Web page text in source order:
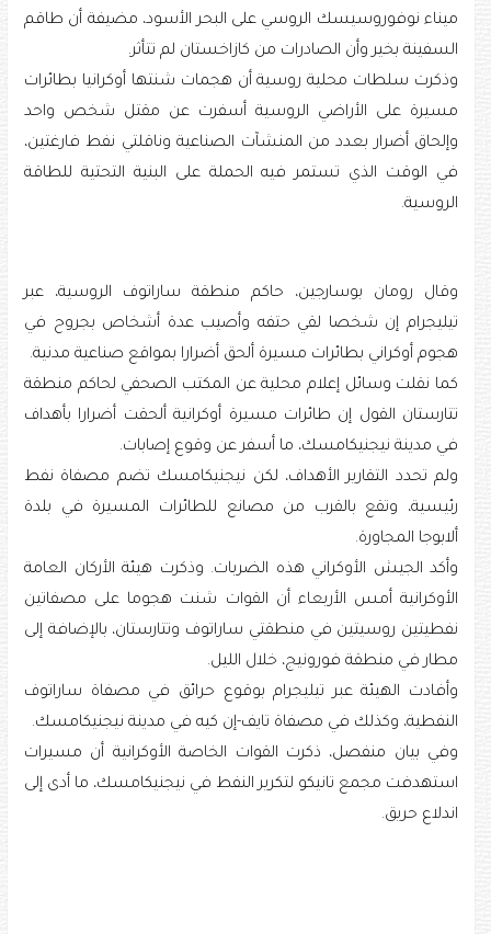
ميناء نوفوروسيسك الروسي على البحر الأسود، مضيفة أن طاقم
السفينة بخير وأن الصادرات من كازاخستان لم تتأثر.
وذكرت ​سلطات محلية روسية أن هجمات شنتها أوكرانيا بطائرات
مسيرة على الأراضي الروسية أسفرت عن مقتل شخص واحد
وإلحاق أضرار بعدد من المنشآت الصناعية وناقلتي نفط فارغتين،
في الوقت الذي تستمر فيه الحملة على البنية التحتية للطاقة
الروسية.
وقال رومان بوسارجين، حاكم منطقة ساراتوف الروسية، عبر
تيليجرام إن شخصا ⁠لقي حتفه وأصيب عدة أشخاص بجروح في
هجوم أوكراني بطائرات مسيرة ألحق أضرارا بمواقع ‌صناعية مدنية.
كما ​نقلت وسائل إعلام محلية عن المكتب الصحفي لحاكم منطقة
تتارستان القول إن طائرات مسيرة أوكرانية ألحقت أضرارا ⁠بأهداف
في مدينة نيجنيكامسك، ما أسفر عن ⁠وقوع إصابات.
ولم تحدد التقارير الأهداف، لكن نيجنيكامسك تضم مصفاة نفط
رئيسية، وتقع بالقرب من مصانع ​للطائرات المسيرة ‌في بلدة
ألابوجا المجاورة.
وأكد الجيش الأوكراني هذه الضربات. وذكرت هيئة الأركان العامة
الأوكرانية أمس ‌الأربعاء أن القوات شنت هجوما على مصفاتين
نفطيتين ⁠روسيتين في منطقتي ساراتوف وتتارستان، بالإضافة إلى
مطار في منطقة فورونيج، خلال الليل.
وأفادت الهيئة عبر تيليجرام بوقوع حرائق في ​مصفاة ساراتوف
النفطية، وكذلك في مصفاة تايف-إن كيه في مدينة نيجنيكامسك.
وفي ⁠بيان ‌منفصل، ذكرت القوات الخاصة الأوكرانية ‌أن مسيرات
استهدفت مجمع تانيكو لتكرير النفط في نيجنيكامسك، ما أدى إلى
اندلاع حريق.